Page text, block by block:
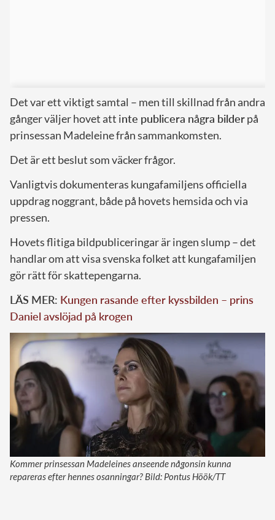
Det var ett viktigt samtal – men till skillnad från andra
gånger väljer hovet att inte publicera några bilderpå
prinsessan Madeleine från sammankomsten.
Det är ett beslut som väcker frågor.
Vanligtvis dokumenteras kungafamiljens officiella
uppdrag noggrant, både på hovets hemsida och via
pressen.
Hovets flitiga bildpubliceringar är ingen slump – det
handlar om att visa svenska folket att kungafamiljen
gör rätt för skattepengarna.
LÄS MER: Kungen rasande efter kyssbilden – prins
Daniel avslöjad på krogen
Kommer prinsessan Madeleines anseende någonsin kunna
repareras efter hennes osanningar? Bild: Pontus Höök/TT